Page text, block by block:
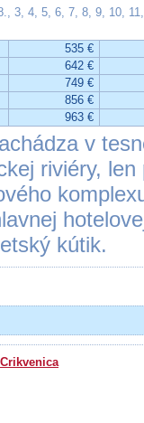
3, 4, 5, 6, 7, 8, 9, 10,
535 €
642 €
749 €
856 €
963 €
v
riviéry,
kútik.
Crikvenica